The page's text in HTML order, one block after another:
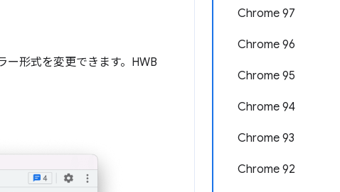
Chrome 97
Chrome 96
Chrome 95
Chrome 94
Chrome 93
Chrome 92
ー形式を変更できます。HWB